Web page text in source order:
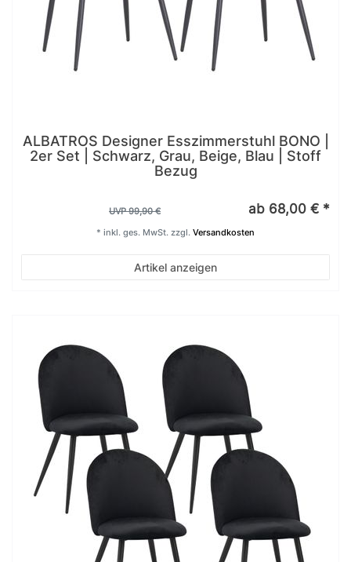
ALBATROS Designer Esszimmerstuhl BONO |
2er Set | Schwarz, Grau, Beige, Blau | Stoff
Bezug
UVP 99,90 € ab 68,00 € *
Artikel anzeigen
* inkl. ges. MwSt. zzgl. Versandkosten